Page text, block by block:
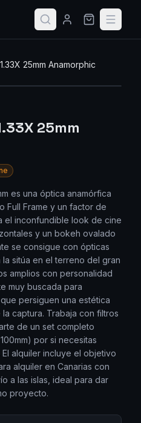
25mm Anamorphic
25mm
es una óptica anamórfica
Full Frame y un factor de
el inconfundible look de cine
y un bokeh ovalado
se consigue con ópticas
sitúa en el terreno del gran
amplios con personalidad
muy buscada para
persiguen una estética
captura. Trabaja con filtros
de un set completo
por si necesitas
alquiler incluye el objetivo
alquiler en Canarias con
a las islas, ideal para dar
proyecto.